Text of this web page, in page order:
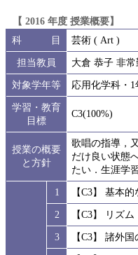
【 2016 年度 授業概要】
科 目
芸術 ( Art )
担当教員
大倉 恭子 非常
対象学年等
応用化学科・
学習・教育
目標
C3(100%)
授業の概要
と方針
歌唱の指導，
だけ良い状態
たい．生涯学
1
【C3】 基本
2
【C3】 リズ
3
【C3】 諸外